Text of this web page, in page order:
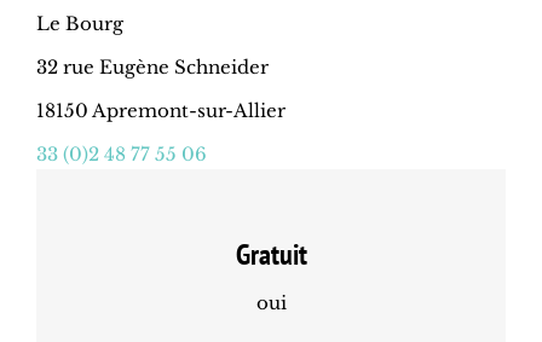
Le Bourg
32 rue Eugène Schneider
18150 Apremont-sur-Allier
33 (0)2 48 77 55 06
Gratuit
oui